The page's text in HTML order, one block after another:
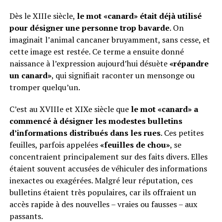
Dès le XIIIe siècle, le mot «canard» était déjà utilisé
pour désigner une personne trop bavarde. On
imaginait l’animal cancaner bruyamment, sans cesse, et
cette image est restée. Ce terme a ensuite donné
naissance à l’expression aujourd’hui désuète«répandre
un canard», qui signifiait raconter un mensonge ou
tromper quelqu’un.
C’est au XVIIIe et XIXe siècle que le mot «canard» a
commencé à désigner les modestes bulletins
d’informations distribués dans les rues. Ces petites
feuilles, parfois appelées«feuilles de chou», se
concentraient principalement sur des faits divers. Elles
étaient souvent accusées de véhiculer des informations
inexactes ou exagérées. Malgré leur réputation, ces
bulletins étaient très populaires, car ils offraient un
accès rapide à des nouvelles – vraies ou fausses – aux
passants.